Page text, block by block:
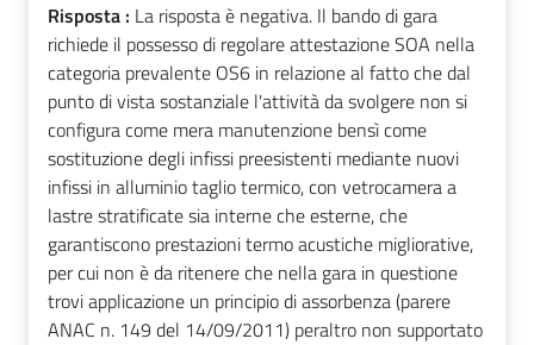
Risposta : La risposta è negativa. Il bando di gara
richiede il possesso di regolare attestazione SOA nella
categoria prevalente OS6 in relazione al fatto che dal
punto di vista sostanziale l'attività da svolgere non si
configura come mera manutenzione bensì come
sostituzione degli infissi preesistenti mediante nuovi
infissi in alluminio taglio termico, con vetrocamera a
lastre stratificate sia interne che esterne, che
garantiscono prestazioni termo acustiche migliorative,
per cui non è da ritenere che nella gara in questione
trovi applicazione un principio di assorbenza (parere
ANAC n. 149 del 14/09/2011) peraltro non supportato